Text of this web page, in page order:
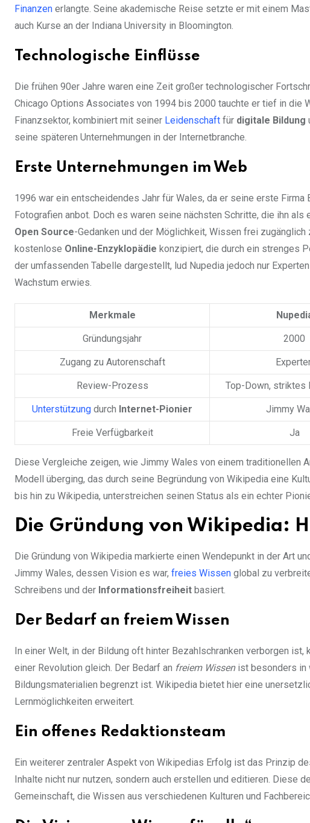
Finanzen erlangte. Seine akademische Reise setzte er mit einem
auch Kurse an der Indiana University in Bloomington.
Technologische Einflüsse
Die frühen 90er Jahre waren eine Zeit großer technologischer
Chicago Options Associates von 1994 bis 2000 tauchte er tief in die
Finanzsektor, kombiniert mit seiner Leidenschaft für digitale Bildung
seine späteren Unternehmungen in der Internetbranche.
Erste Unternehmungen im Web
1996 war ein entscheidendes Jahr für Wales, da er seine erste
Fotografien anbot. Doch es waren seine nächsten Schritte, die ihn
Open Source-Gedanken und der Möglichkeit, Wissen frei zugänglich
kostenlose Online-Enzyklopädie konzipiert, die durch ein strenges
der umfassenden Tabelle dargestellt, lud Nupedia jedoch nur
Wachstum erwies.
Merkmale
Gründungsjahr 2000
Zugang zu Autorenschaft
Review-Prozess Top-Down, striktes
Unterstützung durch Internet-Pionier Jimmy
Freie Verfügbarkeit Ja
Diese Vergleiche zeigen, wie Jimmy Wales von einem traditionellen
Modell überging, das durch seine Begründung von Wikipedia eine
bis hin zu Wikipedia, unterstreichen seinen Status als ein echter
Die Gründung von Wikipedia:
Die Gründung von Wikipedia markierte einen Wendepunkt in der Art
Jimmy Wales, dessen Vision es war, freies Wissen global zu
Schreibens und der Informationsfreiheit basiert.
Der Bedarf an freiem Wissen
In einer Welt, in der Bildung oft hinter Bezahlschranken verborgen
einer Revolution gleich. Der Bedarf an freiem Wissenist besonders in
Bildungsmaterialien begrenzt ist. Wikipedia bietet hier eine
Lernmöglichkeiten erweitert.
Ein offenes Redaktionsteam
Ein weiterer zentraler Aspekt von Wikipedias Erfolg ist das Prinzip
Inhalte nicht nur nutzen, sondern auch erstellen und editieren. Diese
Gemeinschaft, die Wissen aus verschiedenen Kulturen und